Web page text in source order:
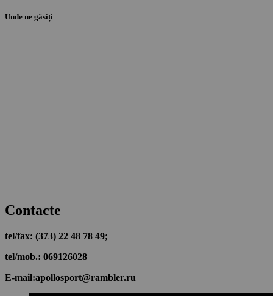
Unde ne găsiți
Contacte
tel/fax: (373) 22 48 78 49;
tel/mob.: 069126028
E-mail:apollosport@rambler.ru